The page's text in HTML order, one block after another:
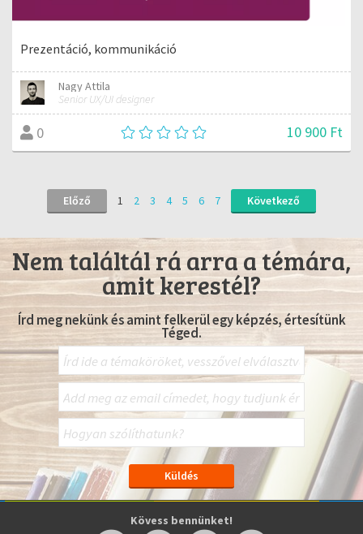
Prezentáció, kommunikáció
Nagy Attila
Senior UX/UI designer
0 10 900 Ft
Előző 1 2 3 4 5 6 7 Következő
Nem találtál rá arra a témára,
amit kerestél?
Írd meg nekünk és amint felkerül egy képzés, értesítünk
Téged.
Kövess bennünket!